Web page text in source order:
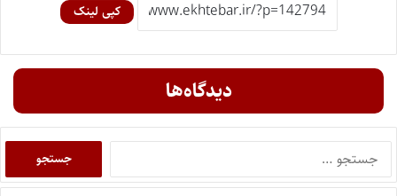
کپی لینک
دیدگاه‌ها